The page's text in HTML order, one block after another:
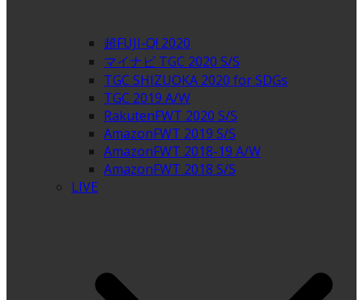
超FUJI-Q! 2020
マイナビ TGC 2020 S/S
TGC SHIZUOKA 2020 for SDGs
TGC 2019 A/W
RakutenFWT 2020 S/S
AmazonFWT 2019 S/S
AmazonFWT 2018-19 A/W
AmazonFWT 2018 S/S
LIVE